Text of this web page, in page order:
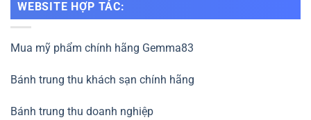
WEBSITE HỢP TÁC:
Mua mỹ phẩm chính hãng Gemma83
Bánh trung thu khách sạn chính hãng
Bánh trung thu doanh nghiệp